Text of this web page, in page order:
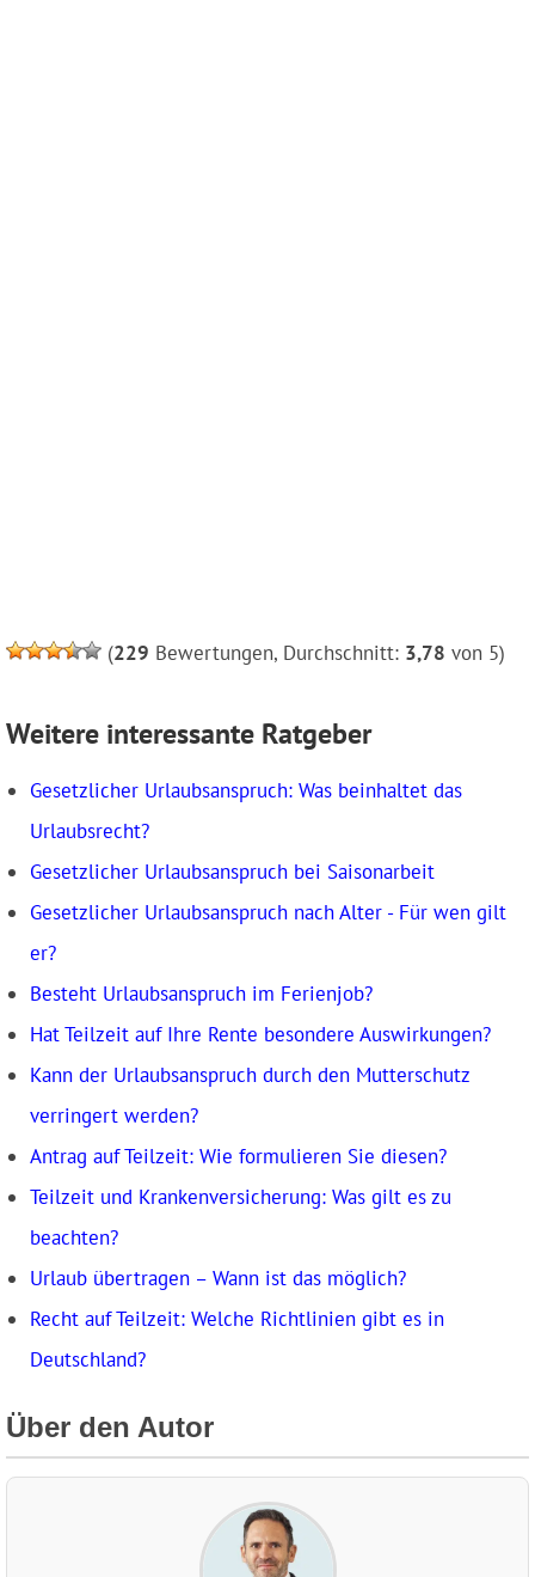
(229 Bewertungen, Durchschnitt: 3,78 von 5)
Weitere interessante Ratgeber
Gesetzlicher Urlaubsanspruch: Was beinhaltet das
Urlaubsrecht?
Gesetzlicher Urlaubsanspruch bei Saisonarbeit
Gesetzlicher Urlaubsanspruch nach Alter - Für wen gilt
er?
Besteht Urlaubsanspruch im Ferienjob?
Hat Teilzeit auf Ihre Rente besondere Auswirkungen?
Kann der Urlaubsanspruch durch den Mutterschutz
verringert werden?
Antrag auf Teilzeit: Wie formulieren Sie diesen?
Teilzeit und Krankenversicherung: Was gilt es zu
beachten?
Urlaub übertragen – Wann ist das möglich?
Recht auf Teilzeit: Welche Richtlinien gibt es in
Deutschland?
Über den Autor